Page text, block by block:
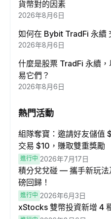
貨幣對的因素
2026年8月6日
如何在 Bybit TradFi 永續
2026年8月6日
什麼是股票 TradFi 永續
易它們？
2026年8月6日
熱門活動
組隊奪寶：邀請好友儲值
交易 $10，賺取雙重獎勵
進行中 2026年7月17日
積分兌兌碰 — 攜手新玩法
磅回歸！
進行中 2026年6月3日
xStocks 雙幣投資新增 4